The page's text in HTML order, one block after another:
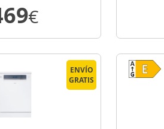
€
ENVÍO
GRATIS